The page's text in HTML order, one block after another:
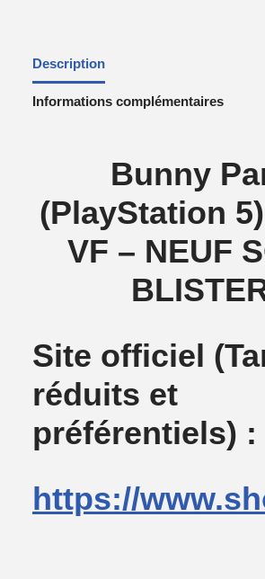
Description
Informations complémentaires
Bunny
(PlayStation
VF – NEUF
Site officiel
réduits et
préférentiels) :
https://